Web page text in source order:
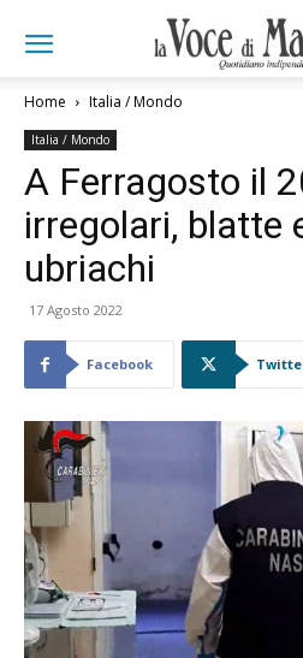
Home Italia / Mondo
Italia / Mondo
A Ferragosto il
irregolari, blatte
ubriachi
17 Agosto 2022
Facebook